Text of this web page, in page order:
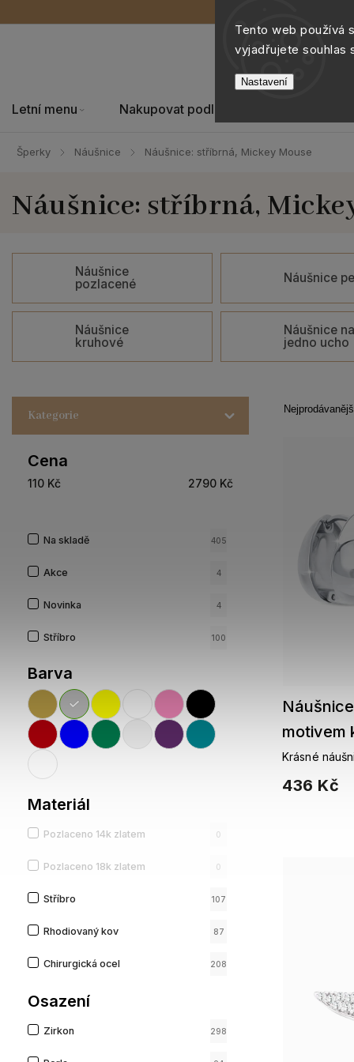
Tento web používá
vyjadřujete souhlas
Nastavení
Letní menu Nakupovat podle
Šperky / Náušnice / Náušnice: stříbrná, Mickey Mouse
Náušnice: stříbrná,
Náušnice
pozlacené
Náušnice
Náušnice
kruhové
Náušnice na
jedno ucho
Kategorie
Cena
110 Kč 2790 Kč
Na skladě 405
Akce 4
Novinka 4
Stříbro 100
Barva
Materiál
Pozlaceno 14k zlatem 0
Pozlaceno 18k zlatem 0
Stříbro 107
Rhodiovaný kov 87
Chirurgická ocel 208
Osazení
Zirkon 298
motivem
436 Kč
Krásné